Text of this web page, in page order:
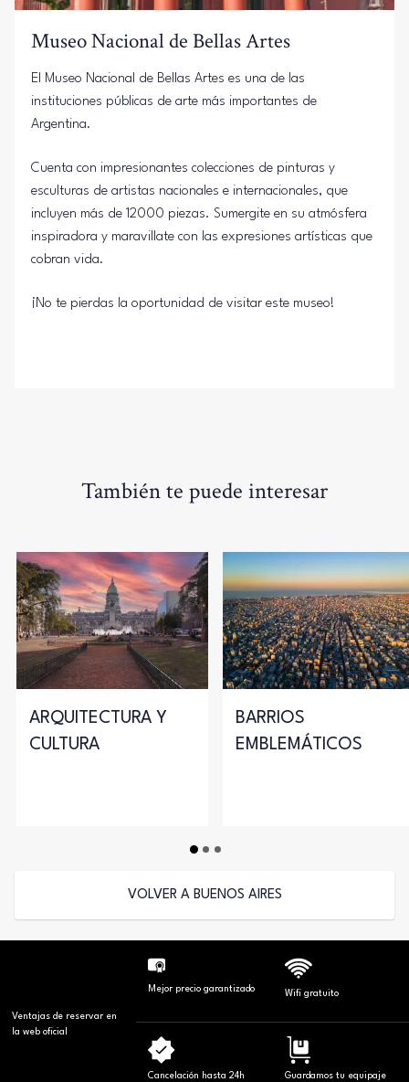
Museo Nacional de Bellas Artes
El Museo Nacional de Bellas Artes es una de las
instituciones públicas de arte más importantes de
Argentina.
Cuenta con impresionantes colecciones de pinturas y
esculturas de artistas nacionales e internacionales, que
incluyen más de 12000 piezas. Sumergite en su atmósfera
inspiradora y maravillate con las expresiones artísticas que
cobran vida.
¡No te pierdas la oportunidad de visitar este museo!
También te puede interesar
ARQUITECTURA Y
CULTURA
BARRIOS
EMBLEMÁTICOS
VOLVER A BUENOS AIRES
Ventajas de reservar en
la web oficial
Mejor precio garantizado Wifi gratuito
Cancelación hasta 24h Guardamos tu equipaje